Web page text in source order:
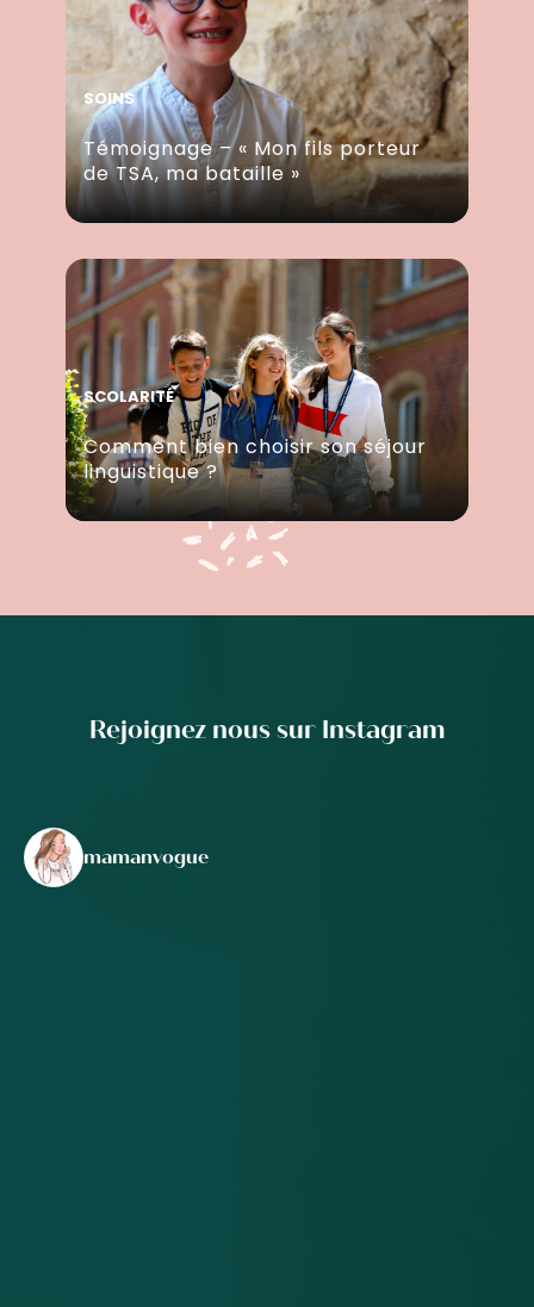
SOINS
Témoignage – « Mon fils porteur
de TSA, ma bataille »
SCOLARITÉ
Comment bien choisir son séjour
linguistique ?
Rejoignez nous sur Instagram
mamanvogue